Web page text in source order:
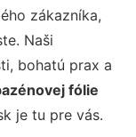
zákazníka,
Naši
bohatú prax a
fólie
je tu pre vás.